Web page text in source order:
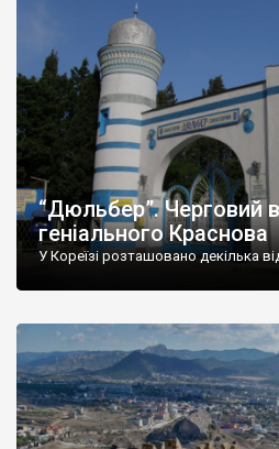
“Дюльбер”. Черговий
геніального Краснова
У Кореїзі розташовано декілька